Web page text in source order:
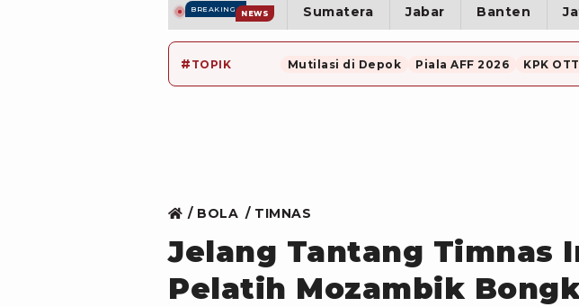
BREAKING NEWS Sumatera Jabar Banten
# TOPIK Mutilasi di Depok Piala AFF 2026 KPK
BOLA TIMNAS
Jelang Tantang Timnas
Pelatih Mozambik